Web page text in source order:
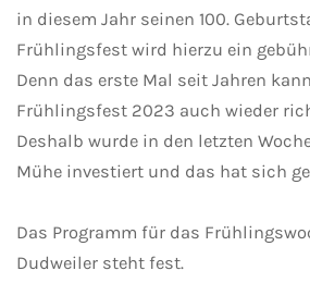
in diesem Jahr seinen 100.
Frühlingsfest wird hierzu ein
Denn das erste Mal seit Jahren
Frühlingsfest 2023 auch wieder
Deshalb wurde in den letzten
Mühe investiert und das hat sich
Das Programm für das
Dudweiler steht fest.